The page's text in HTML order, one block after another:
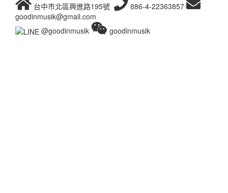
台中市北區興進路195號
886-4-22363857
goodinmusik@gmail.com
@goodinmusik
goodinmusik